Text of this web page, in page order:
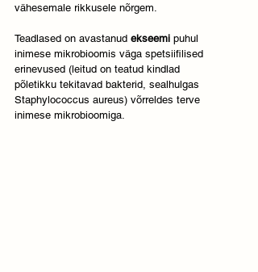
vähesemale rikkusele nõrgem.
Teadlased on avastanud ekseemi puhul
inimese mikrobioomis väga spetsiifilised
erinevused (leitud on teatud kindlad
põletikku tekitavad bakterid, sealhulgas
Staphylococcus aureus) võrreldes terve
inimese mikrobioomiga.